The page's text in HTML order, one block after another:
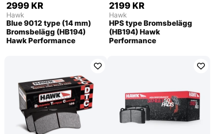
2999 KR
Hawk
Blue 9012 type (14 mm)
Bromsbelägg (HB194)
Hawk Performance
2199 KR
Hawk
HPS type Bromsbelägg
(HB194) Hawk
Performance